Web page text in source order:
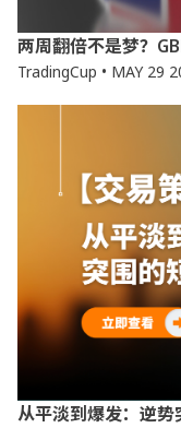
两周翻倍不是梦？
TradingCup • MAY 29
从平淡到爆发：逆